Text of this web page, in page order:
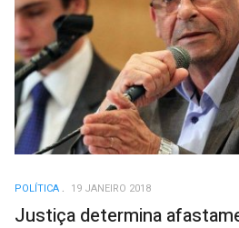
POLÍTICA 19 JANEIRO 2018
Justiça determina